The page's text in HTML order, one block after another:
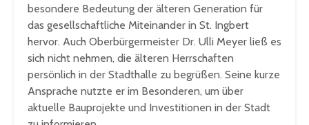
besondere Bedeutung der älteren Generation für
das gesellschaftliche Miteinander in St. Ingbert
hervor. Auch Oberbürgermeister Dr. Ulli Meyer ließ es
sich nicht nehmen, die älteren Herrschaften
persönlich in der Stadthalle zu begrüßen. Seine kurze
Ansprache nutzte er im Besonderen, um über
aktuelle Bauprojekte und Investitionen in der Stadt